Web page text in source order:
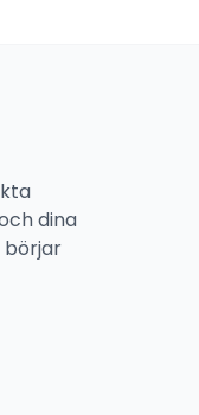
dina
börjar